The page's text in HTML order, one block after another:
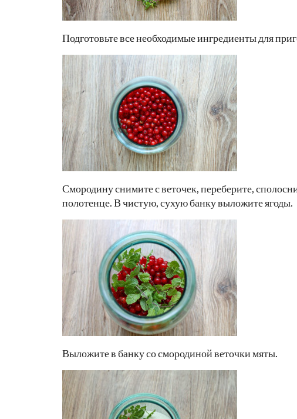
Подготовьте все необходимые ингредиенты для
Смородину снимите с веточек, переберите,
полотенце. В чистую, сухую банку выложите ягоды.
Выложите в банку со смородиной веточки мяты.